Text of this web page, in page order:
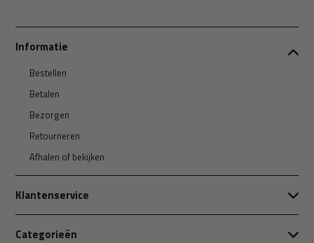
Informatie
Bestellen
Betalen
Bezorgen
Retourneren
Afhalen of bekijken
Klantenservice
Categorieën